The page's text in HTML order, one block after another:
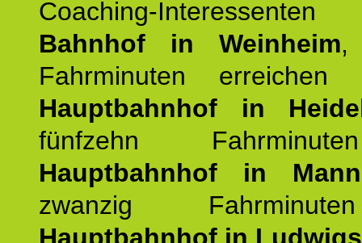
Coaching-
Bahnhof in Weinheim,
Fahrminuten
Hauptbahnhof in
fünfzehn
Hauptbahnhof in
zwanzig